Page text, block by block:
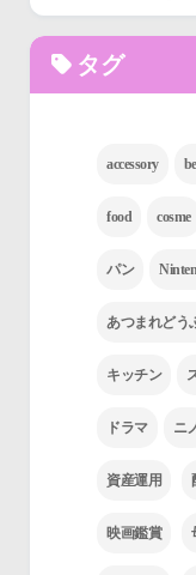
タグ
accessory
food cosme
パン
あつまれどう
キッチン
ドラマ ニ
資産運用
映画鑑賞